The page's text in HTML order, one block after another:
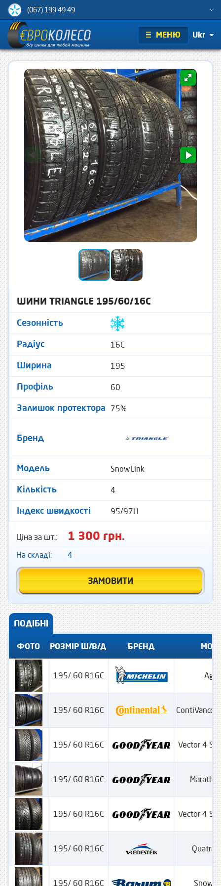
(067) 199 49 49
МЕНЮ Ukr
ШИНИ TRIANGLE 195/60/16C
Сезонність
Радіус 16C
Ширина 195
Профіль 60
Залишок протектора 75%
Бренд
Модель SnowLink
Кількість 4
Індекс швидкості 95/97H
Ціна за шт.: 1 300 грн.
На складі: 4
ЗАМОВИТИ
ПОДІБНІ
ФОТО РОЗМІР Ш/В/Д БРЕНД
195/ 60 R16C
195/ 60 R16C
195/ 60 R16C Vector 4
195/ 60 R16C
195/ 60 R16C Vector 4
195/ 60 R16C Quatrac
195/ 60 R16C Snow